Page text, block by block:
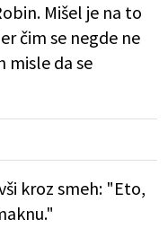
Mišel je na to
čim se negde ne
misle da se
kroz smeh: "Eto,